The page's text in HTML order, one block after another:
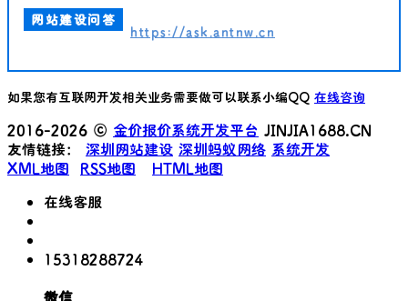
网站建设问答
https://ask.antnw.cn
如果您有互联网开发相关业务需要做可以联系小编QQ 在线咨询
2016-2026 © 金价报价系统开发平台 JINJIA1688.CN
友情链接： 深圳网站建设 深圳蚂蚁网络 系统开发
XML地图
RSS地图
HTML地图
在线客服
15318288724
微信